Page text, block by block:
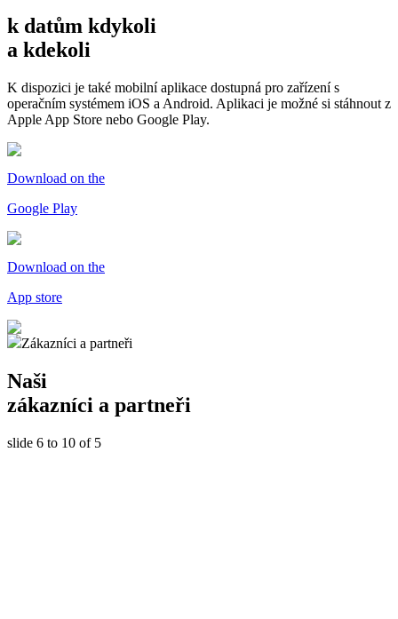
k datům kdykoli
a kdekoli
K dispozici je také mobilní aplikace dostupná pro zařízení s
operačním systémem iOS a Android. Aplikaci je možné si stáhnout z
Apple App Store nebo Google Play.
Download on the
Google Play
Download on the
App store
Zákazníci a partneři
Naši
zákazníci a partneři
slide 6 to 10 of 5